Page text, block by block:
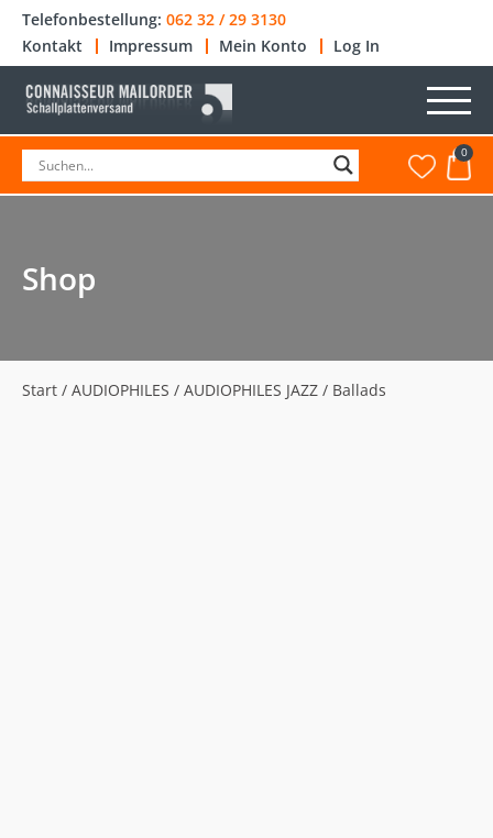
Telefonbestellung: 062 32 / 29 3130
Kontakt
Impressum Mein Konto Log In
0
Shop
Start / AUDIOPHILES / AUDIOPHILES JAZZ / Ballads